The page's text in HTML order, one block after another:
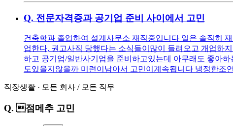
Q. 전문자격증과 공기업 준비 사이에서 고민
건축학과 졸업하여 설계사무소 재직중입니다 일은 솔직히
업한다, 권고사직 당했다는 소식들이많이 들려오고 개업하
하고 공기업/일반사기업을 준비하고있는데 아무래도 좋아
도있을지않을까 미련이남아서 고민이계속됩니다 냉정한조
직장생활 · 모든 회사 / 모든 직무
Q. 점메추 고민